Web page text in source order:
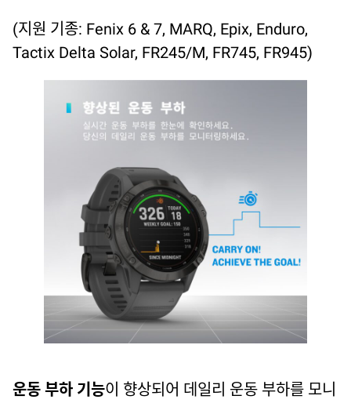
(지원 기종: Fenix 6 & 7, MARQ, Epix, Enduro,
Tactix Delta Solar, FR245/M, FR745, FR945)
운동 부하 기능이 향상되어 데일리 운동 부하를 모니